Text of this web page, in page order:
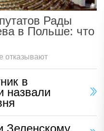
Рады
в Польше: что
отказывают
в
назвали
Зеленскому